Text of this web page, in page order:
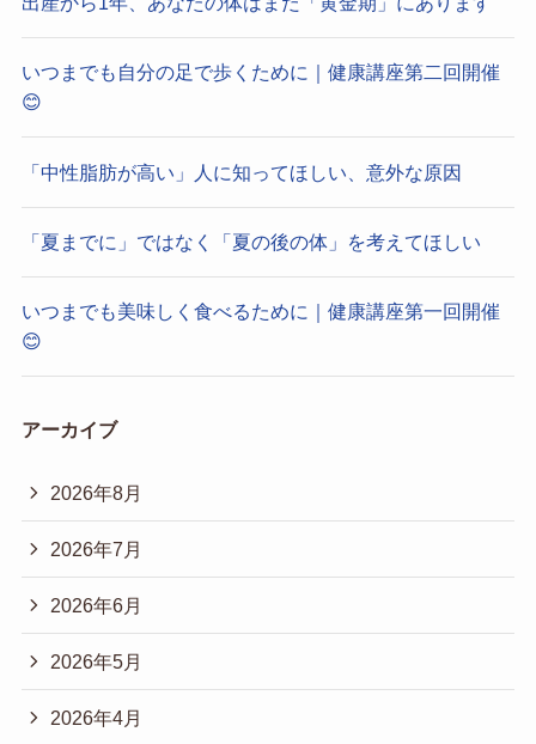
いつまでも自分の足で歩くために｜健康講座第二回開催
😊
「中性脂肪が高い」人に知ってほしい、意外な原因
「夏までに」ではなく「夏の後の体」を考えてほしい
いつまでも美味しく食べるために｜健康講座第一回開催
😊
アーカイブ
2026年8月
2026年7月
2026年6月
2026年5月
2026年4月